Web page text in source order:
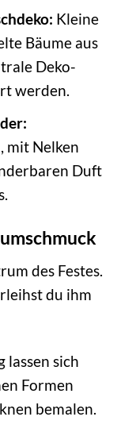
Kleine
Bäume aus
Deko-
werden.
mit Nelken
Duft
des Festes.
du ihm
lassen sich
Formen
bemalen.